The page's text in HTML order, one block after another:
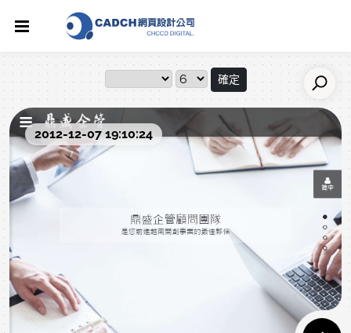
確定
2012-12-07 19:10:24